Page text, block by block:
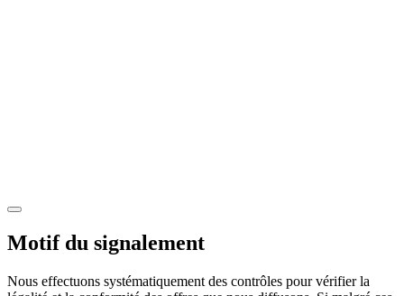
Motif du signalement
Nous effectuons systématiquement des contrôles pour vérifier la